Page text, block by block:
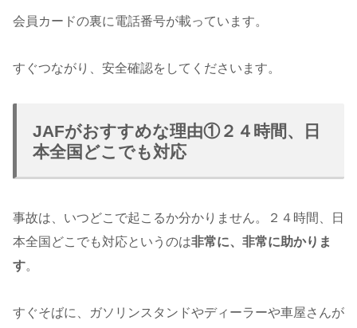
会員カードの裏に電話番号が載っています。
すぐつながり、安全確認をしてくださいます。
JAFがおすすめな理由①２４時間、日
本全国どこでも対応
事故は、いつどこで起こるか分かりません。２４時間、日
本全国どこでも対応というのは非常に、非常に助かりま
す。
すぐそばに、ガソリンスタンドやディーラーや車屋さんが